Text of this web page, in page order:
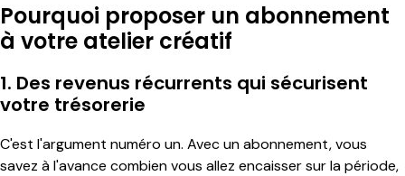
Pourquoi proposer un abonnement
à votre atelier créatif
1. Des revenus récurrents qui sécurisent
votre trésorerie
C'est l'argument numéro un. Avec un abonnement, vous
savez à l'avance combien vous allez encaisser sur la période,